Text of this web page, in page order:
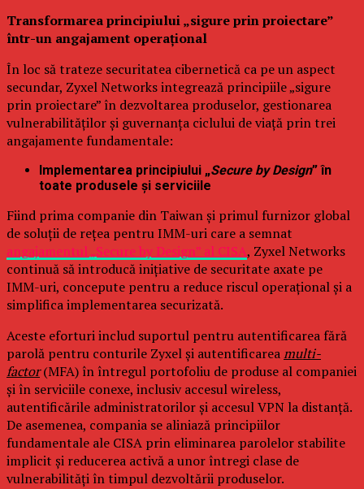
Transformarea principiului „sigure prin proiectare”
într-un angajament operațional
În loc să trateze securitatea cibernetică ca pe un aspect
secundar, Zyxel Networks integrează principiile „sigure
prin proiectare” în dezvoltarea produselor, gestionarea
vulnerabilităților și guvernanța ciclului de viață prin trei
angajamente fundamentale:
Implementarea principiului „Secure by Design” în
toate produsele și serviciile
Fiind prima companie din Taiwan și primul furnizor global
de soluții de rețea pentru IMM-uri care a semnat
angajamentul „Secure by Design” al CISA, Zyxel Networks
continuă să introducă inițiative de securitate axate pe
IMM-uri, concepute pentru a reduce riscul operațional și a
simplifica implementarea securizată.
Aceste eforturi includ suportul pentru autentificarea fără
parolă pentru conturile Zyxel și autentificareamulti-
factor(MFA) în întregul portofoliu de produse al companiei
și în serviciile conexe, inclusiv accesul wireless,
autentificările administratorilor și accesul VPN la distanță.
De asemenea, compania se aliniază principiilor
fundamentale ale CISA prin eliminarea parolelor stabilite
implicit și reducerea activă a unor întregi clase de
vulnerabilități în timpul dezvoltării produselor.